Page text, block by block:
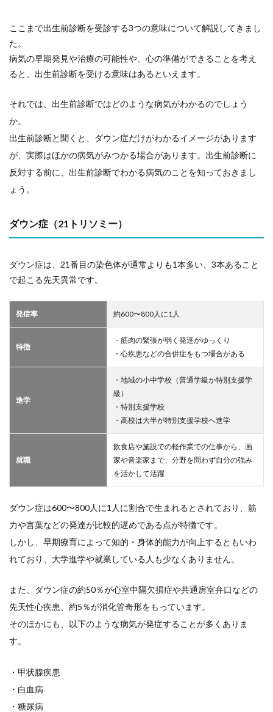
ここまで出生前診断を受診する3つの意味について解説してきまし
た。
病気の早期発見や治療の可能性や、心の準備ができることを考え
ると、出生前診断を受ける意味はあるといえます。
それでは、出生前診断ではどのような病気がわかるのでしょう
か。
出生前診断と聞くと、ダウン症だけがわかるイメージがあります
が、実際はほかの病気がみつかる場合があります。出生前診断に
反対する前に、出生前診断でわかる病気のことを知っておきまし
ょう。
ダウン症（21トリソミー）
ダウン症は、21番目の染色体が通常よりも1本多い、3本あること
で起こる先天異常です。
発症率 約600〜800人に1人
特徴
・筋肉の緊張が弱く発達がゆっくり
・心疾患などの合併症をもつ場合がある
進学
・地域の小中学校（普通学級か特別支援学
級）
・特別支援学校
・高校は大半が特別支援学校へ進学
就職
飲食店や施設での軽作業での仕事から、画
家や音楽家まで、分野を問わず自分の強み
を活かして活躍
ダウン症は600〜800人に1人に割合で生まれるとされており、筋
力や言葉などの発達が比較的遅めである点が特徴です。
しかし、早期療育によって知的・身体的能力が向上するともいわ
れており、大学進学や就業している人も少なくありません。
また、ダウン症の約50％が心室中隔欠損症や共通房室弁口などの
先天性心疾患、約5％が消化管奇形をもっています。
そのほかにも、以下のような病気が発症することが多くありま
す。
・甲状腺疾患
・白血病
・糖尿病